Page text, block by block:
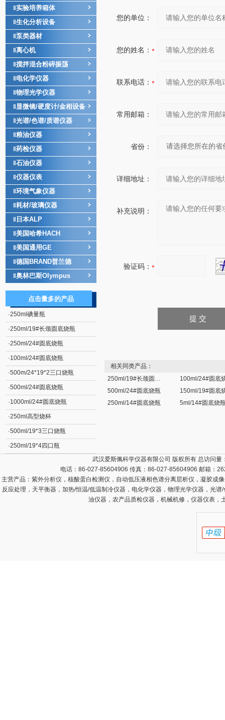
实验培养箱体
生化分析设备
泵类器材
离心机
搅拌混合粉碎振荡
电化学仪器
物理光学仪器
显微镜/硬度计/金相设备
光谱/色谱/质谱仪器
粮油仪器
药检仪器
石油仪器
仪器仪表
环境气象仪器
耗材/玻璃仪器
日本ALP
美国哈希HACH
美国通用GE
德国BRAND普兰德
奥林巴斯Olympus
点击量多的产品
·250ml碘量瓶
·250ml/19#长颈圆底烧瓶
·250ml/24#圆底烧瓶
·100ml/24#圆底烧瓶
·500m/24*19*2三口烧瓶
·500ml/24#圆底烧瓶
·1000ml/24#圆底烧瓶
·250ml高型烧杯
·500ml/19*3三口烧瓶
·250ml/19*4四口瓶
您的单位：
您的姓名：
联系电话：
常用邮箱：
省份：
详细地址：
补充说明：
验证码：
相关同类产品：
250ml/19#长颈圆底烧瓶
100ml/24#圆底
500ml/24#圆底烧瓶
150ml/19#圆底
250ml/14#圆底烧瓶
5ml/14#圆底烧
武汉爱斯佩科学仪器有限公司 版权所有 总访问量
电话：86-027-85604906 传真：86-027-85604906 邮箱：
主营产品： 紫外分析仪，核酸蛋白检测仪，自动低压液相色谱分离层析仪，凝胶成
反应处理，天平衡器，加热/恒温/低温制冷仪器，电化学仪器，物理光学仪器，光
油仪器，农产品质检仪器，机械机修，仪器仪表，